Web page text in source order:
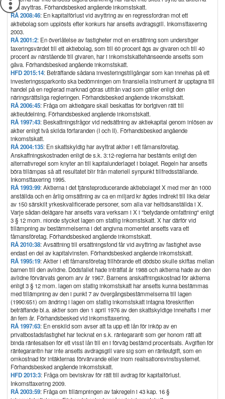
ska avyttras. Förhandsbesked angående inkomstskatt.
RÅ 2008:46: En kapitalförlust vid avyttring av en regressfordran mot ett
aktiebolag som upplösts efter konkurs har ansetts avdragsgill. Inkomsttaxering
2003.
RÅ 2001:2: En överlåtelse av fastigheter mot en ersättning som understiger
taxeringsvärdet till ett aktiebolag, som till 60 procent ägs av givaren och till 40
procent av närstående till givaren, har i inkomstskattehänseende ansetts som
gåva. Förhandsbesked angående inkomstskatt.
HFD 2015:14: Beträffande sådana investeringstillgångar som kan innehas på ett
investeringssparkonto ska bedömningen om finansiella instrument är upptagna till
handel på en reglerad marknad göras utifrån vad som gäller enligt den
näringsrättsliga regleringen. Förhandsbesked angående inkomstskatt.
RÅ 2006:45: Fråga om aktieägare skall beskattas för bortgiven rätt till
aktieutdelning. Förhandsbesked angående inkomstskatt.
RÅ 1997:43: Beskattningsfrågor vid nedsättning av aktiekapital genom inlösen av
aktier enligt två skilda förfaranden (I och II). Förhandsbesked angående
inkomstskatt.
RÅ 2004:135: En skattskyldig har avyttrat aktier i ett fåmansföretag.
Anskaffningskostnaden enligt de s.k. 3:12-reglerna har bestämts enligt den
alternativregel som knyter an till kapitalunderlaget i bolaget. Regeln har ansetts
böra tillämpas så att resultatet blir från materiell synpunkt tillfredsställande.
Inkomsttaxering 1995.
RÅ 1993:99: Aktierna i det tjänsteproducerande aktiebolaget X med mer än 1000
anställda och en årlig omsättning av ca en miljard kr ägdes indirekt till lika delar
av 150 särskilt yrkeskvalificerade personer, som alla var heltidsanställda i X.
Varje sådan delägare har ansetts vara verksam i X i "betydande omfattning" enligt
3 § 12 mom. nionde stycket lagen om statlig inkomstskatt. X har därför vid
tillämpning av bestämmelserna i det angivna momentet ansetts vara ett
fåmansföretag. Förhandsbesked angående inkomstskatt.
RÅ 2010:38: Avsättning till ersättningsfond får vid avyttring av fastighet avse
endast en del av kapitalvinsten. Förhandsbesked angående inkomstskatt.
RÅ 1995:19: Aktier i ett fåmansföretag tillhörande ett dödsbo skulle skiftas mellan
barnen till den avlidne. Dödsfallet hade inträffat år 1988 och aktierna hade av den
avlidne förvärvats genom arv år 1967. Barnens anskaffningskostnad för aktierna
enligt 3 § 12 mom. lagen om statlig inkomstskatt har ansetts kunna bestämmas
med tillämpning av den i punkt 7 av övergångsbestämmelserna till lagen
(1990:651) om ändring i lagen om statlig inkomstskatt intagna föreskriften
beträffande bl.a. aktier som den 1 april 1976 av den skattskyldige innehafts i mer
än fem år. Förhandsbesked vid inkomsttaxering.
RÅ 1997:63: En enskild som avser att ta upp ett lån för inköp av en
privatbostadsfastighet har tecknat en s.k. räntegaranti som ger honom rätt att
binda räntesatsen för ett visst lån till en i förväg bestämd procentsats. Avgiften för
räntegarantin har inte ansetts avdragsgill vare sig som en ränteutgift, som en
omkostnad för intäkternas förvärvande eller inom realisationsvinstsystemet.
Förhandsbesked angående inkomstskatt.
HFD 2013:3: Fråga om beviskrav för rätt till avdrag för kapitalförlust.
Inkomsttaxering 2009.
RÅ 2003:59: Fråga om tillämpningen av takregeln i 43 kap. 16 §